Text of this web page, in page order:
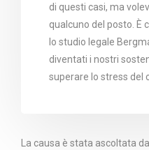
di questi casi, ma
qualcuno del posto. È
lo studio legale
diventati i nostri
superare lo stress del
La causa è stata ascoltata